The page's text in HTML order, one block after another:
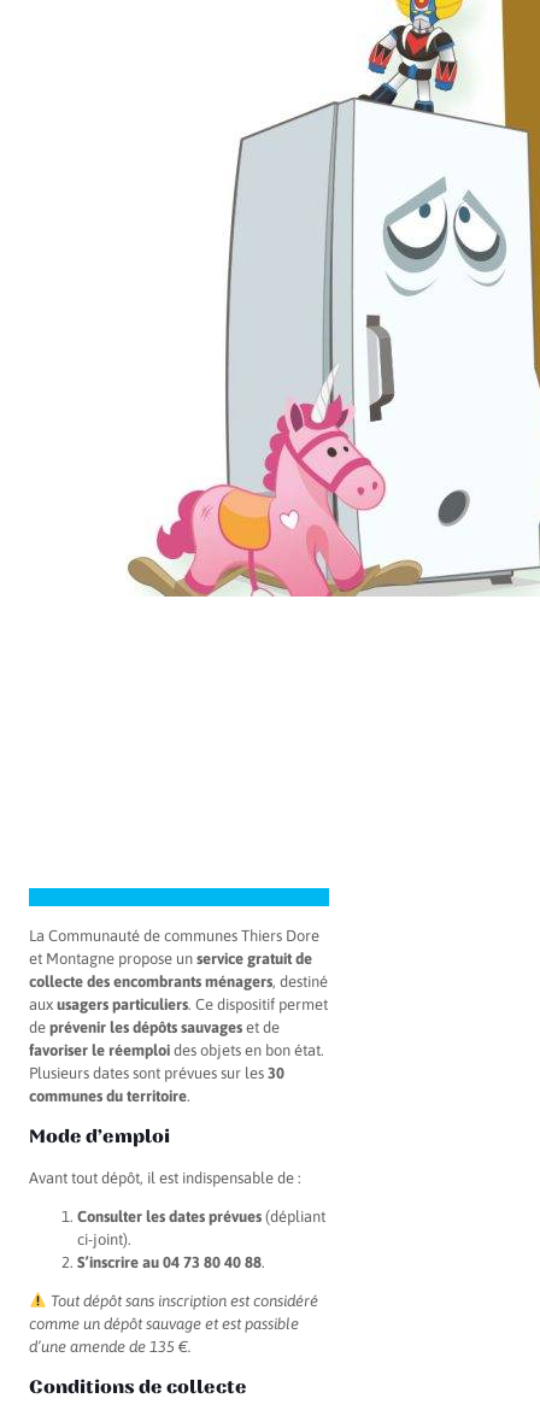
La Communauté de communes Thiers Dore
et Montagne propose un service gratuit de
collecte des encombrants ménagers, destiné
aux usagers particuliers. Ce dispositif permet
de prévenir les dépôts sauvages et de
favoriser le réemploi des objets en bon état.
Plusieurs dates sont prévues sur les 30
communes du territoire.
Mode d’emploi
Avant tout dépôt, il est indispensable de :
Consulter les dates prévues (dépliant
ci-joint).
S’inscrire au 04 73 80 40 88.
Tout dépôt sans inscription est considéré
comme un dépôt sauvage et est passible
d’une amende de 135 €.
Conditions de collecte